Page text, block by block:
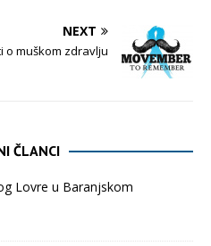
NEXT
o muškom zdravlju
ČLANCI
Lovre u Baranjskom